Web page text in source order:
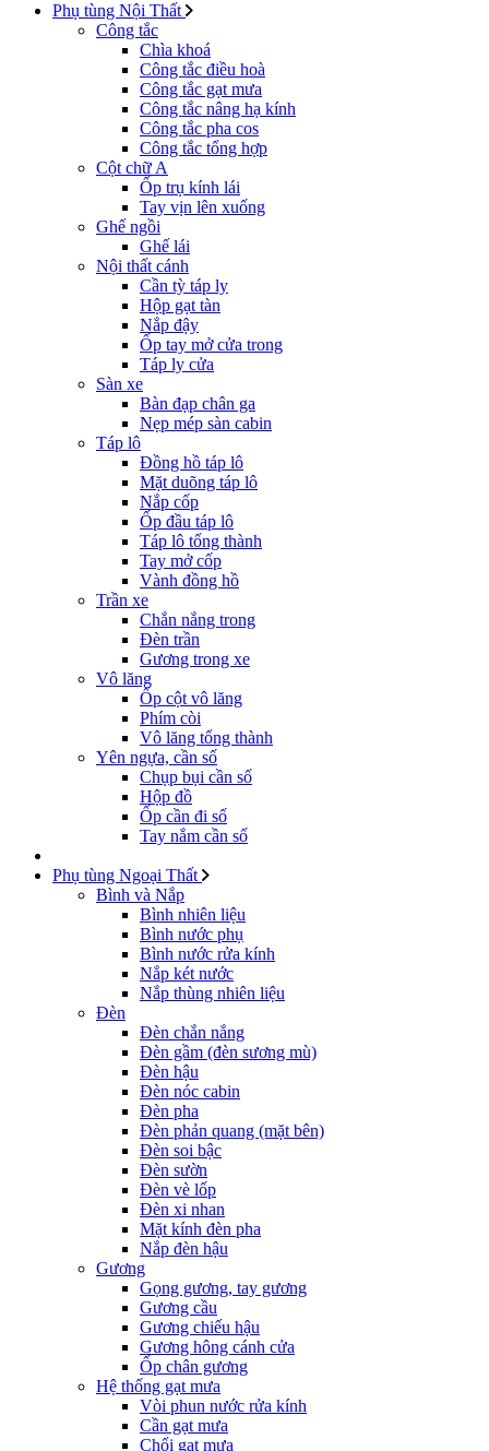
Phụ tùng Nội Thất
Công tắc
Chìa khoá
Công tắc điều hoà
Công tắc gạt mưa
Công tắc nâng hạ kính
Công tắc pha cos
Công tắc tổng hợp
Cột chữ A
Ốp trụ kính lái
Tay vịn lên xuống
Ghế ngồi
Ghế lái
Nội thất cánh
Cần tỳ táp ly
Hộp gạt tàn
Nắp đậy
Ốp tay mở cửa trong
Táp ly cửa
Sàn xe
Bàn đạp chân ga
Nẹp mép sàn cabin
Táp lô
Đồng hồ táp lô
Mặt duõng táp lô
Nắp cốp
Ốp đầu táp lô
Táp lô tổng thành
Tay mở cốp
Vành đồng hồ
Trần xe
Chắn nắng trong
Đèn trần
Gương trong xe
Vô lăng
Ốp cột vô lăng
Phím còi
Vô lăng tổng thành
Yên ngựa, cần số
Chụp bụi cần số
Hộp đồ
Ốp cần đi số
Tay nắm cần số
Phụ tùng Ngoại Thất
Bình và Nắp
Bình nhiên liệu
Bình nước phụ
Bình nước rửa kính
Nắp két nước
Nắp thùng nhiên liệu
Đèn
Đèn chắn nắng
Đèn gầm (đèn sương mù)
Đèn hậu
Đèn nóc cabin
Đèn pha
Đèn phản quang (mặt bên)
Đèn soi bậc
Đèn sườn
Đèn vè lốp
Đèn xi nhan
Mặt kính đèn pha
Nắp đèn hậu
Gương
Gọng gương, tay gương
Gương cầu
Gương chiếu hậu
Gương hông cánh cửa
Ốp chân gương
Hệ thống gạt mưa
Vòi phun nước rửa kính
Cần gạt mưa
Chổi gạt mưa